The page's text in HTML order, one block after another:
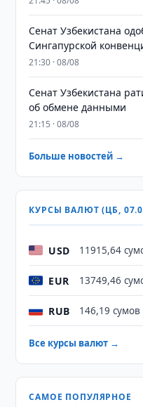
Сенат Узбекистана
Сингапурской
21:30 · 08/08
Сенат Узбекистана
об обмене данными
21:15 · 08/08
Больше новостей →
КУРСЫ ВАЛЮТ (ЦБ,
USD 11915,64
EUR 13749,46
RUB 146,19 сумов
Все курсы валют →
САМОЕ ПОПУЛЯРНОЕ